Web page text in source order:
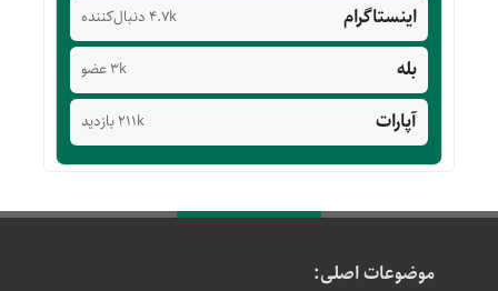
اینستاگرام 4.7k دنبال‌کننده
بله 3k عضو
آپارات 211k بازدید
موضوعات اصلی: